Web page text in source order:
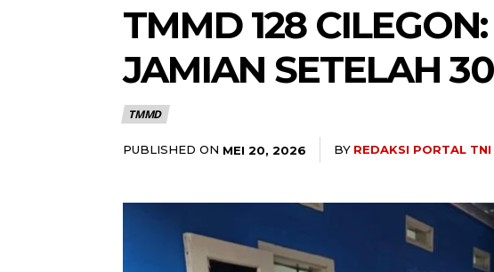
TMMD 128
JAMIAN SETELAH
TMMD
PUBLISHED ON MEI 20, 2026 BY REDAKSI PORTAL TNI